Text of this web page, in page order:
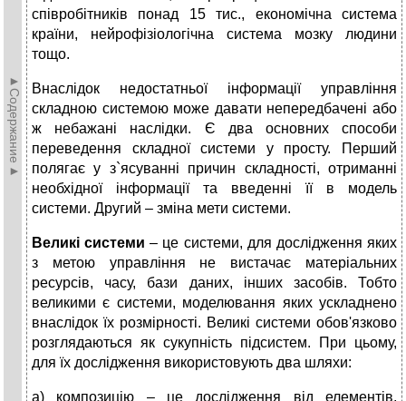
►Содержание►
співробітників понад 15 тис., економічна система
країни, нейрофізіологічна система мозку людини
тощо.
Внаслідок недостатньої інформації управління
складною системою може давати непередбачені або
ж небажані наслідки. Є два основних способи
переведення складної системи у просту. Перший
полягає у з`ясуванні причин складності, отриманні
необхідної інформації та введенні її в модель
системи. Другий – зміна мети системи.
Великі системи – це системи, для дослідження яких
з метою управління не вистачає матеріальних
ресурсів, часу, бази даних, інших засобів. Тобто
великими є системи, моделювання яких ускладнено
внаслідок їх розмірності. Великі системи обов'язково
розглядаються як сукупність підсистем. При цьому,
для їх дослідження використовують два шляхи:
а) композицію – це дослідження від елементів,